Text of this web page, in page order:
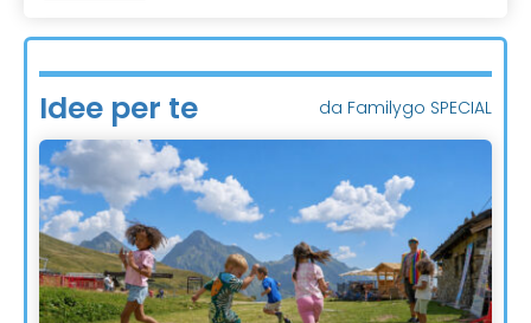
Idee per te da Familygo SPECIAL